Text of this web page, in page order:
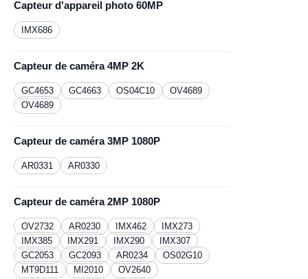
Capteur d'appareil photo 60MP
IMX686
Capteur de caméra 4MP 2K
GC4653 GC4663 OS04C10
OV4689
OV4689
Capteur de caméra 3MP 1080P
AR0331 AR0330
Capteur de caméra 2MP 1080P
OV2732 AR0230 ​IMX462
IMX273
IMX385
IMX291 IMX290
IMX307
GC2053
GC2093 AR0234
OS02G10
MT9D111
MI2010 OV2640